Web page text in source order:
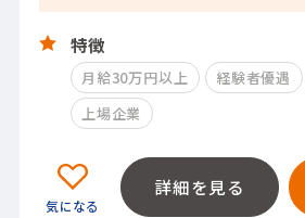
特徴
月給30万円以上 経験者優遇
上場企業
詳細を見る